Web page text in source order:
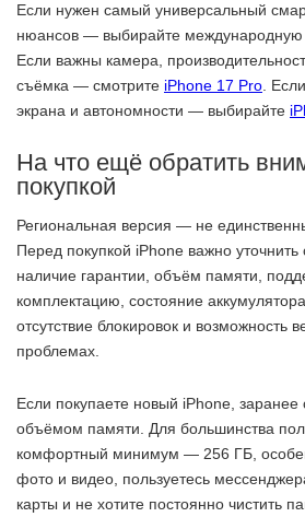
Если нужен самый универсальный
нюансов — выбирайте международную
Если важны камера,
съёмка — смотрите iPhone 17 Pro .
экрана и автономности — выбирайте
На что ещё обратить
покупкой
Региональная версия — не
Перед покупкой iPhone важно уточнить
наличие гарантии, объём памяти,
комплектацию, состояние
отсутствие блокировок и возможность
проблемах.
Если покупаете новый iPhone, заранее
объёмом памяти. Для большинства
комфортный минимум — 256 ГБ,
фото и видео, пользуетесь
карты и не хотите постоянно чистить